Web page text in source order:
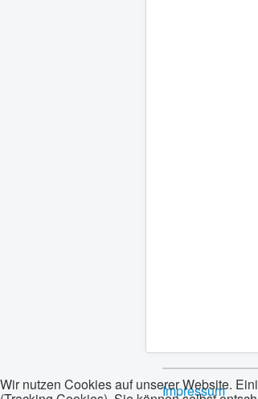
Impressum
Wir nutzen Cookies auf unserer Website.